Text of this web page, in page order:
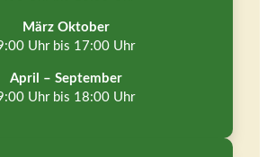
März Oktober
Uhr bis 17:00 Uhr
April – September
Uhr bis 18:00 Uhr